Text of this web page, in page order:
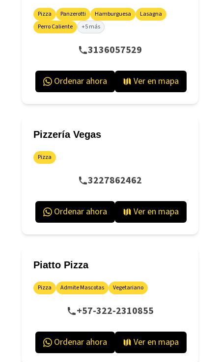
Pizza Panzerotti Hamburguesa
Lasagna
Perro Caliente
+5 más
3136057529
Ordenar ahora Ver en mapa
Pizzería Vegas
Pizza
3227862462
Ordenar ahora Ver en mapa
Piatto Pizza
Pizza Admite Mascotas Vegetariano
+57-322-2310855
Ordenar ahora Ver en mapa